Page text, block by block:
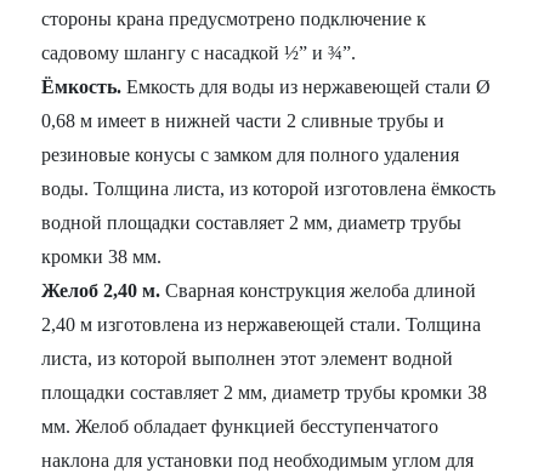
стороны крана предусмотрено подключение к
садовому шлангу с насадкой ½” и ¾”.
Ёмкость.Емкость для воды из нержавеющей стали Ø
0,68 м имеет в нижней части 2 сливные трубы и
резиновые конусы с замком для полного удаления
воды. Толщина листа, из которой изготовлена ёмкость
водной площадки составляет 2 мм, диаметр трубы
кромки 38 мм.
Желоб 2,40 м.Сварная конструкция желоба длиной
2,40 м изготовлена из нержавеющей стали. Толщина
листа, из которой выполнен этот элемент водной
площадки составляет 2 мм, диаметр трубы кромки 38
мм. Желоб обладает функцией бесступенчатого
наклона для установки под необходимым углом для